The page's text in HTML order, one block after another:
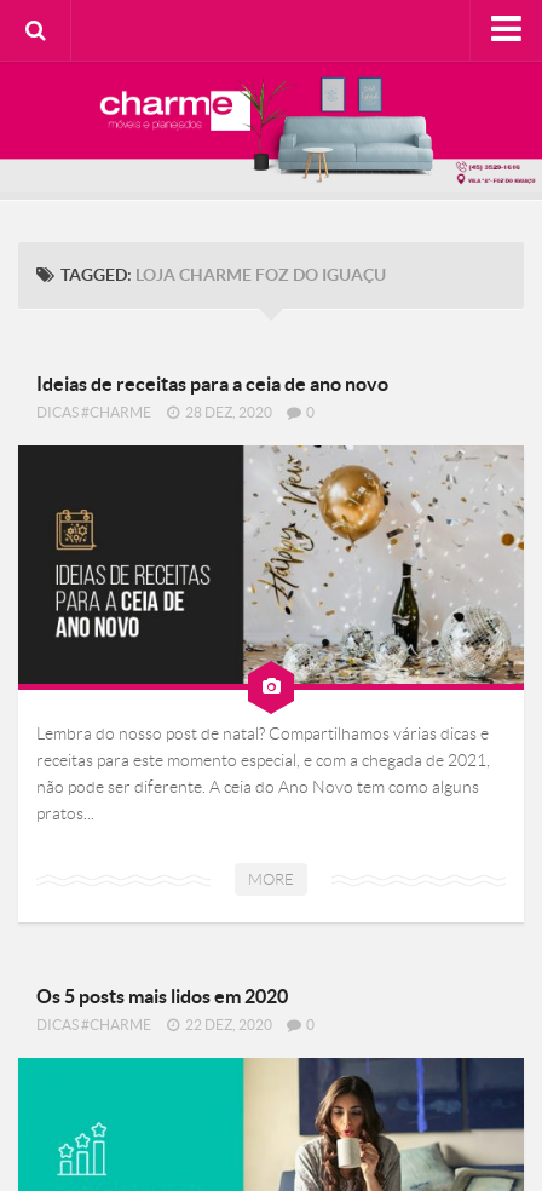
SOBRE A CHARME
Faça Você Mesma
Meu Lar
TAGGED: LOJA CHARME FOZ DO IGUAÇU
Ideias de receitas para a ceia de ano novo
DICAS #CHARME 28 DEZ, 2020 0
Lembra do nosso post de natal? Compartilhamos várias dicas e
receitas para este momento especial, e com a chegada de 2021,
não pode ser diferente. A ceia do Ano Novo tem como alguns
pratos...
MORE
Os 5 posts mais lidos em 2020
DICAS #CHARME 22 DEZ, 2020 0